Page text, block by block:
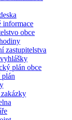
informace
obce
zastupitelstva
plán obce